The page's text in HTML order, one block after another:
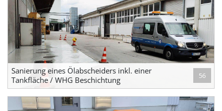
Sanierung eines Ölabscheiders inkl. einer
Tankfläche / WHG Beschichtung
56